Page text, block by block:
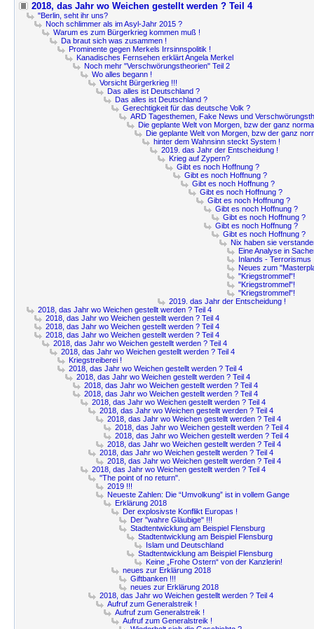
2018, das Jahr wo Weichen gestellt werden ? Teil 4
"Berlin, seht ihr uns?
Noch schlimmer als im Asyl-Jahr 2015 ?
Warum es zum Bürgerkrieg kommen muß !
Da braut sich was zusammen !
Prominente gegen Merkels Irrsinnspolitik !
Kanadisches Fernsehen erklärt Angela Merkel
Noch mehr "Verschwörungstheorien" Teil 2
Wo alles begann !
Vorsicht Bürgerkrieg !!!
Das alles ist Deutschland ?
Das alles ist Deutschland ?
Gerechtigkeit für das deutsche Volk ?
ARD Tagesthemen, Fake News und
Die geplante Welt von Morgen, bzw der ganz
Die geplante Welt von Morgen, bzw der ganz
hinter dem Wahnsinn steckt System !
2019. das Jahr der Entscheidung !
Krieg auf Zypern?
Gibt es noch Hoffnung ?
Gibt es noch Hoffnung ?
Gibt es noch Hoffnung ?
Gibt es noch Hoffnung ?
Gibt es noch Hoffnung ?
Gibt es noch Hoffnung ?
Gibt es noch Hoffnung ?
Gibt es noch Hoffnung ?
Gibt es noch Hoffnung ?
Nix haben sie
Eine Analyse in
Inlands - Terrorismus
Neues zum
"Kriegstrommel"!
"Kriegstrommel"!
"Kriegstrommel"!
2019. das Jahr der Entscheidung !
2018, das Jahr wo Weichen gestellt werden ? Teil 4
2018, das Jahr wo Weichen gestellt werden ? Teil 4
2018, das Jahr wo Weichen gestellt werden ? Teil 4
2018, das Jahr wo Weichen gestellt werden ? Teil 4
2018, das Jahr wo Weichen gestellt werden ? Teil 4
2018, das Jahr wo Weichen gestellt werden ? Teil 4
Kriegstreiberei !
2018, das Jahr wo Weichen gestellt werden ? Teil 4
2018, das Jahr wo Weichen gestellt werden ? Teil 4
2018, das Jahr wo Weichen gestellt werden ? Teil 4
2018, das Jahr wo Weichen gestellt werden ? Teil 4
2018, das Jahr wo Weichen gestellt werden ? Teil 4
2018, das Jahr wo Weichen gestellt werden ? Teil 4
2018, das Jahr wo Weichen gestellt werden ? Teil 4
2018, das Jahr wo Weichen gestellt werden ? Teil 4
2018, das Jahr wo Weichen gestellt werden ? Teil 4
2018, das Jahr wo Weichen gestellt werden ? Teil 4
2018, das Jahr wo Weichen gestellt werden ? Teil 4
2018, das Jahr wo Weichen gestellt werden ? Teil 4
2018, das Jahr wo Weichen gestellt werden ? Teil 4
"The point of no return".
2019 !!!
Neueste Zahlen: Die “Umvolkung” ist in vollem Gange
Erklärung 2018
Der explosivste Konflikt Europas !
Der "wahre Gläubige" !!!
Stadtentwicklung am Beispiel Flensburg
Stadtentwicklung am Beispiel Flensburg
Islam und Deutschland
Stadtentwicklung am Beispiel Flensburg
Keine „Frohe Ostern“ von der Kanzlerin!
neues zur Erklärung 2018
Giftbanken !!!
neues zur Erklärung 2018
2018, das Jahr wo Weichen gestellt werden ? Teil 4
Aufruf zum Generalstreik !
Aufruf zum Generalstreik !
Aufruf zum Generalstreik !